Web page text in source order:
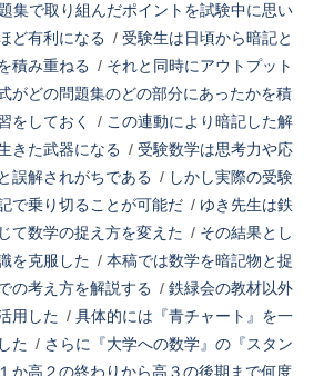
集で取り組んだポイントを試験中に思い
ど有利になる / 受験生は日頃から暗記と
積み重ねる / それと同時にアウトプット
がどの問題集のどの部分にあったかを積
をしておく
/ この連動により暗記した解
きた武器になる / 受験数学は思考力や応
誤解されがちである / しかし実際の受験
で乗り切ることが可能だ / ゆき先生は鉄
て数学の捉え方を変えた / その結果とし
を克服した / 本稿では数学を暗記物と捉
の考え方を解説する / 鉄緑会の教材以外
用した / 具体的には『青チャート』を一
た / さらに『大学への数学』の『スタン
か高２の終わりから高３の後期まで何度